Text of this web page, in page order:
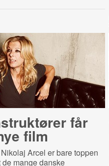
får
film
Arcel er bare toppen
mange danske